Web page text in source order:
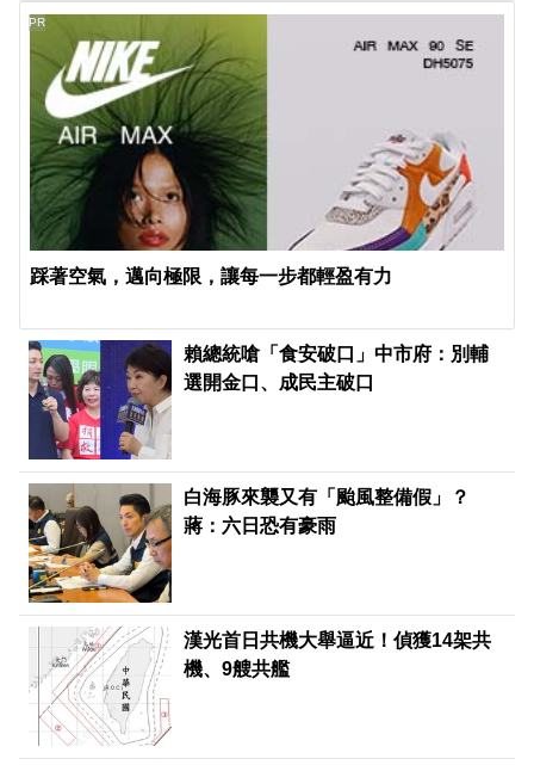
踩著空氣，邁向極限，讓每一步都輕盈有力
PR
賴總統嗆「食安破口」中市府：別輔
選開金口、成民主破口
白海豚來襲又有「颱風整備假」？
蔣：六日恐有豪雨
漢光首日共機大舉逼近！偵獲14架共
機、9艘共艦